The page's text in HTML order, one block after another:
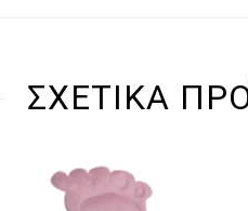
ΣΧΕΤΙΚΆ